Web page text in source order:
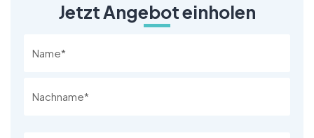
Jetzt Angebot einholen